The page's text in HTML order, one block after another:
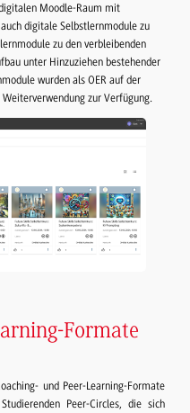
Moodle-Raum mit
digitale Selbstlernmodule zu
zu den verbleibenden
unter Hinzuziehen bestehender
wurden als OER auf der
zur Verfügung.
Formate
und Peer-Learning-Formate
Peer-Circles, die sich